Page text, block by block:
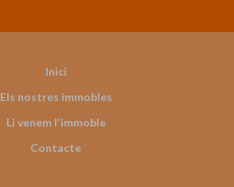
Inici
Els nostres immobles
Li venem l'immoble
Contacte